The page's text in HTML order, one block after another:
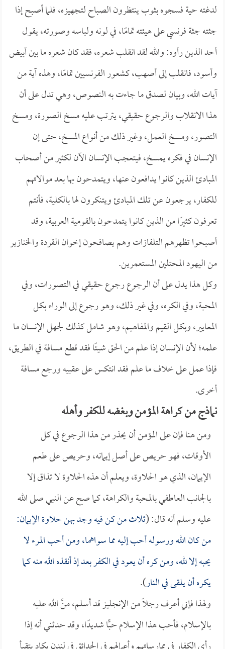
لدغته حية فسجوه بثوب ينتظرون الصباح لتجهيزه، فلما أصبح إذا
جثته جثة فرنسي على هيئته تمامًا، في لونه ولباسه وصورته، يقول
أحد الذين رأوه: والله لقد انقلب شعره، فقد كان شعره ما بين أبيض
وأسود، فانقلب إلى أصهب، كشعور الفرنسيين تمامًا، وهذه آية من
آيات الله، وبيان لصدق ما جاءت به النصوص، وهي تدل على أن
هذا الانقلاب والرجوع حقيقي، يترتب عليه مسخ الصورة، ومسخ
التصور، ومسخ العمل، وغير ذلك من أنواع المسخ، حتى إن
الإنسان في فكره يمسخ، فيتعجب الإنسان الآن لكثير من أصحاب
المبادئ الذين كانوا يدافعون عنها، ويتمدحون بها بعد موالاتهم
للكفار، يرجعون عن تلك المبادئ ويتنكرون لها بالكلية، فأنتم
تعرفون كثيرًا من الذين كانوا يتمدحون بالقومية العربية، وقد
أصبحوا تظهرهم التلفازات وهم يصافحون إخوان القردة والخنازير
من اليهود المحتلين المستعمرين.
وكل هذا يدل على أن الرجوع رجوع حقيقي في التصورات، وفي
المحبة، وفي الكره، وفي غير ذلك، وهو رجوع إلى الوراء بكل
المعايير، وبكل القيم والمفاهيم، وهو شامل كذلك لجهل الإنسان ما
علمه؛ لأن الإنسان إذا علم من الحق شيئًا فقد قطع مسافة في الطريق،
فإذا عمل على خلاف ما علم فقد انتكس على عقبيه ورجع مسافة
أخرى.
نماذج من كراهة المؤمن وبغضه للكفر وأهله
ومن هنا فإن على المؤمن أن يحذر من هذا الرجوع في كل
الأوقات، فهو حريص على أصل إيمانه، وحريص على طعم
الإيمان، الذي هو الحلاوة، ويعلم أن هذه الحلاوة لا تذاق إلا
بالجانب العاطفي بالمحبة والكراهة، كما صح عن النبي صلى الله
عليه وسلم أنه قال: (ثلاث من كن فيه وجد بهن حلاوة الإيمان:
من كان الله ورسوله أحب إليه مما سواهما، ومن أحب المرء لا
يحبه إلا لله، ومن كره أن يعود في الكفر بعد إذ أنقذه الله منه كما
يكره أن يلقى في النار).
ولهذا فإني أعرف رجلًا من الإنجليز قد أسلم، منَّ الله عليه
بالإسلام، فأحب هذا الإسلام حبًّا شديدًا، وقد حدثني أنه إذا